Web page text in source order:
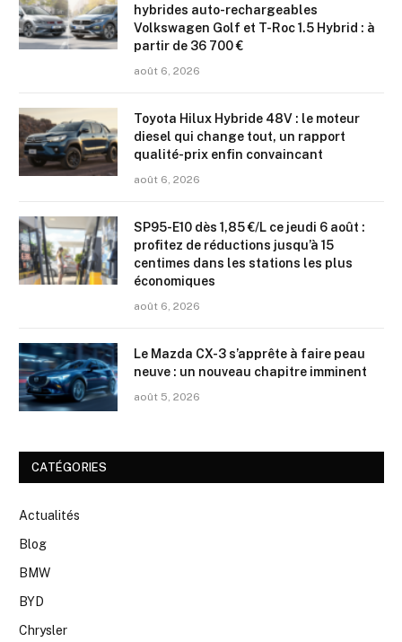
hybrides auto-rechargeables
Volkswagen Golf et T-Roc 1.5 Hybrid : à
partir de 36 700 €
août 6, 2026
Toyota Hilux Hybride 48V : le moteur
diesel qui change tout, un rapport
qualité-prix enfin convaincant
août 6, 2026
SP95-E10 dès 1,85 €/L ce jeudi 6 août :
profitez de réductions jusqu’à 15
centimes dans les stations les plus
économiques
août 6, 2026
Le Mazda CX-3 s’apprête à faire peau
neuve : un nouveau chapitre imminent
août 5, 2026
CATÉGORIES
Actualités
Blog
BMW
BYD
Chrysler